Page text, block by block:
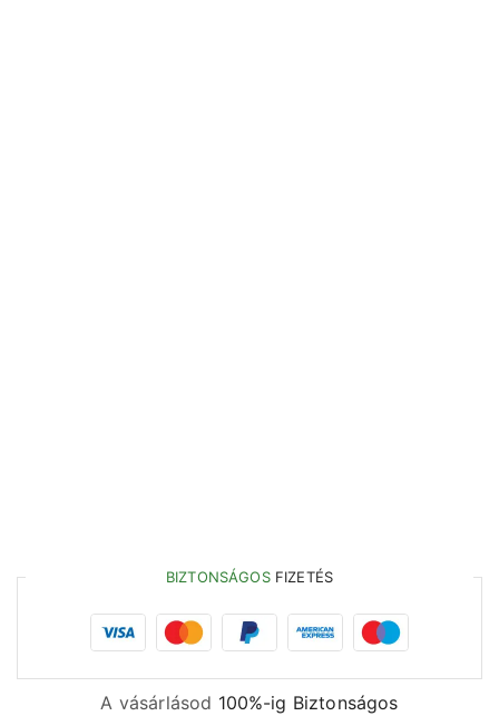
BIZTONSÁGOSFIZETÉS
A vásárlásod 100%-ig Biztonságos